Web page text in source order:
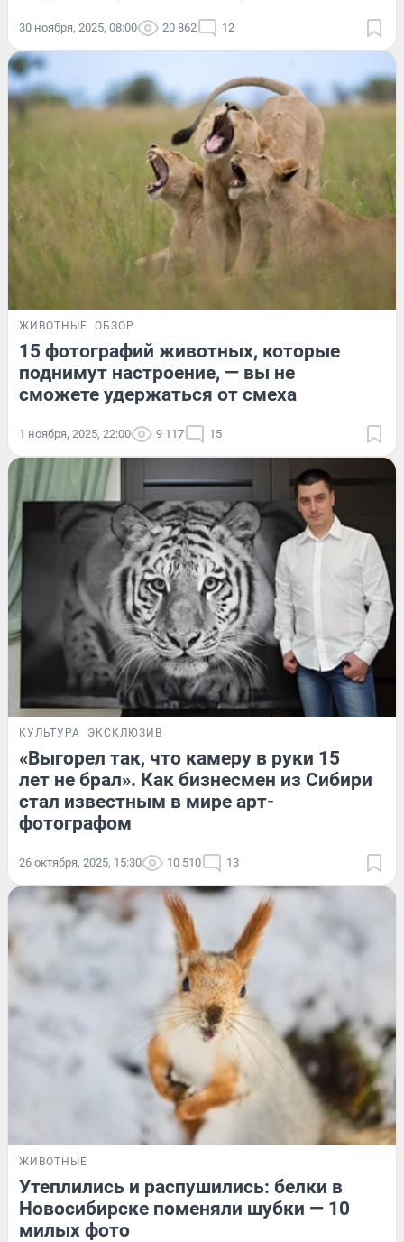
30 ноября, 2025, 08:00 20 862 12
ЖИВОТНЫЕ ОБЗОР
15 фотографий животных, которые
поднимут настроение, — вы не
сможете удержаться от смеха
1 ноября, 2025, 22:00 9 117 15
КУЛЬТУРА ЭКСКЛЮЗИВ
«Выгорел так, что камеру в руки 15
лет не брал». Как бизнесмен из Сибири
стал известным в мире арт-
фотографом
26 октября, 2025, 15:30 10 510 13
ЖИВОТНЫЕ
Утеплились и распушились: белки в
Новосибирске поменяли шубки — 10
милых фото